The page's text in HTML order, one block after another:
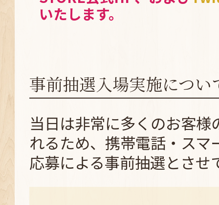
いたします。
事前抽選入場実施につい
当日は非常に多くのお客様
れるため、携帯電話・スマ
応募による事前抽選とさせ